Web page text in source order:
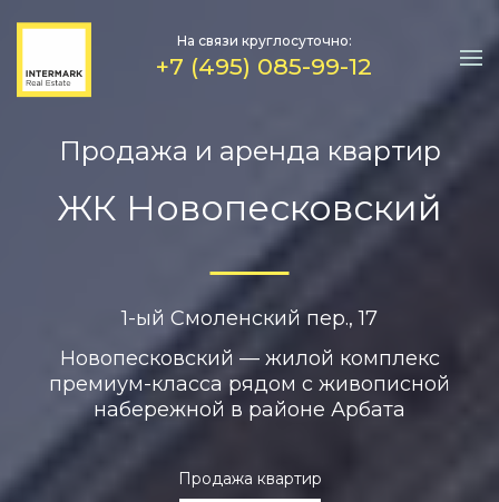
На связи круглосуточно:
+7 (495) 085-99-12
Продажа и аренда квартир
ЖК Новопесковский
1-ый Смоленский пер., 17
Новопесковский — жилой комплекс
премиум-класса рядом с живописной
набережной в районе Арбата
Продажа квартир